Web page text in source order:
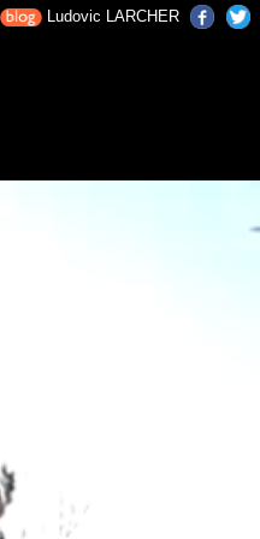
Ludovic LARCHER